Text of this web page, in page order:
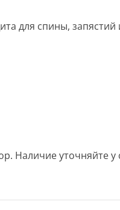
для спины,
Наличие уточняйте у